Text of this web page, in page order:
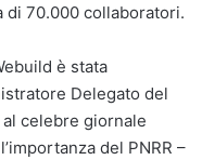
di 70.000 collaboratori.
è stata
Delegato del
celebre giornale
del PNRR –